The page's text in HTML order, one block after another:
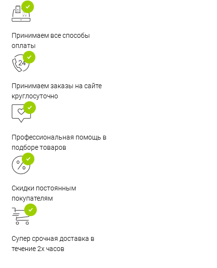
Принимаем все способы
оплаты
Принимаем заказы на сайте
круглосуточно
Профессиональная помощь в
подборе товаров
Скидки постоянным
покупателям
Супер срочная доставка в
течение 2х часов